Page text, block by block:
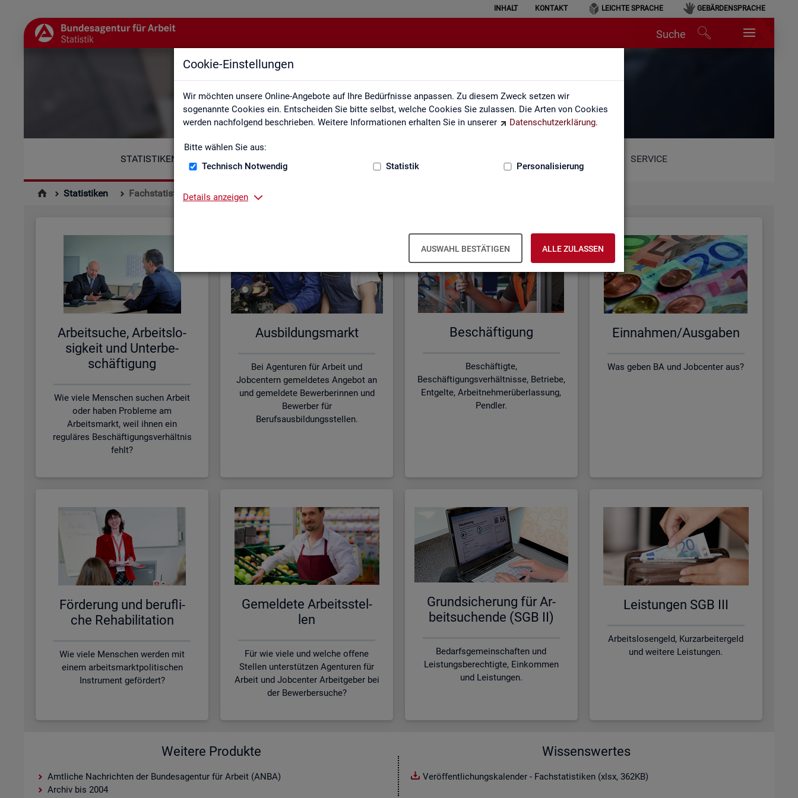
Cookie-Einstellungen
Wir möchten unsere Online-Angebote auf Ihre Bedürfnisse anpassen. Zu diesem Zweck setzen wir
sogenannte Cookies ein. Entscheiden Sie bitte selbst, welche Cookies Sie zulassen. Die Arten von Cookies
werden nachfolgend beschrieben. Weitere Informationen erhalten Sie in unserer
Datenschutzerklärung.
Bitte wählen Sie aus:
Technisch Notwendig
Statistik Personalisierung
Details anzeigen
AUSWAHL BESTÄTIGEN ALLE ZULASSEN
INHALT KONTAKT LEICHTE SPRACHE GEBÄRDENSPRACHE
Suche
Fachstatistiken
STATISTIKEN SERVICE
Statistiken Fachstatistiken
Ar­beit­su­che, Ar­beits­lo­
sig­keit und Un­ter­be­
schäf­ti­gung
Wie viele Menschen suchen Arbeit
oder haben Probleme am
Arbeitsmarkt, weil ihnen ein
reguläres Beschäftigungsverhältnis
fehlt?
Aus­bil­dungs­markt
Bei Agenturen für Arbeit und
Jobcentern gemeldetes Angebot an
und gemeldete Bewerberinnen und
Bewerber für
Berufsausbildungsstellen.
Be­schäf­ti­gung
Beschäftigte,
Beschäftigungsverhältnisse, Betriebe,
Entgelte, Arbeitnehmerüberlassung,
Pendler.
Ein­nah­men/Aus­ga­ben
Was geben BA und Jobcenter aus?
För­de­rung und be­ruf­li­
che Re­ha­bi­li­ta­ti­on
Wie viele Menschen werden mit
einem arbeitsmarktpolitischen
Instrument gefördert?
Ge­mel­de­te Ar­beits­stel­
len
Für wie viele und welche offene
Stellen unterstützen Agenturen für
Arbeit und Jobcenter Arbeitgeber bei
der Bewerbersuche?
Grund­si­che­rung für Ar­
beit­su­chen­de (SGB II)
Bedarfsgemeinschaften und
Leistungsberechtigte, Einkommen
und Leistungen.
Leis­tun­gen SGB III
Arbeitslosengeld, Kurzarbeitergeld
und weitere Leistungen.
Weitere Produkte
Amtliche Nachrichten der Bundesagentur für Arbeit (ANBA)
Archiv bis 2004
Wissenswertes
Veröffentlichungskalender - Fachstatistiken (xlsx, 362KB)